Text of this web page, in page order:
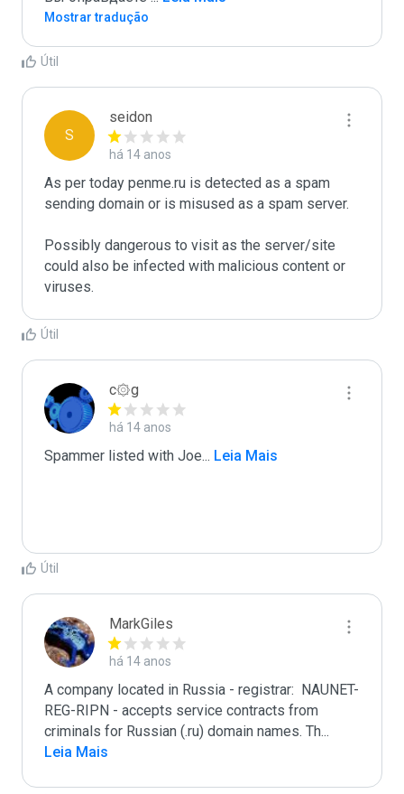
Mostrar tradução
Útil
S
seidon
há 14 anos
As per today penme.ru is detected as a spam
sending domain or is misused as a spam server.
Possibly dangerous to visit as the server/site
could also be infected with malicious content or
Útil
c۞g
há 14 anos
Spammer listed with Joe... Leia Mais
Útil
MarkGiles
há 14 anos
A company located in Russia - registrar:  NAUNET-
REG-RIPN - accepts service contracts from
criminals for Russian (.ru) domain names. Th...
Leia Mais